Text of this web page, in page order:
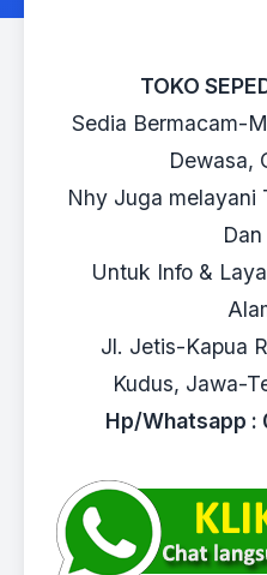
TOKO
Sedia Bermacam-
Dewasa,
Nhy Juga melayani
Untuk Info &
Jl. Jetis-Kapua
Kudus, Jawa-
Hp/Whatsapp :